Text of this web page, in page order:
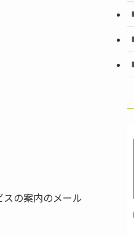
の案内のメール